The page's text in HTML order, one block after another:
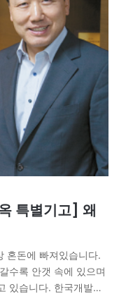
특별기고] 왜
혼돈에 빠져있습니다.
수록 안갯 속에 있으며
있습니다. 한국개발연